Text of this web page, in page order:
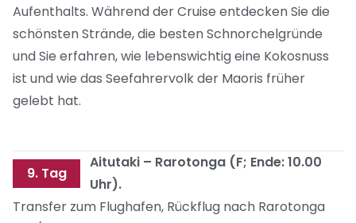
Aufenthalts. Während der Cruise entdecken Sie die
schönsten Strände, die besten Schnorchelgründe
und Sie erfahren, wie lebenswichtig eine Kokosnuss
ist und wie das Seefahrervolk der Maoris früher
gelebt hat.
9. Tag
Aitutaki – Rarotonga (F; Ende: 10.00
Uhr).
Transfer zum Flughafen, Rückflug nach Rarotonga